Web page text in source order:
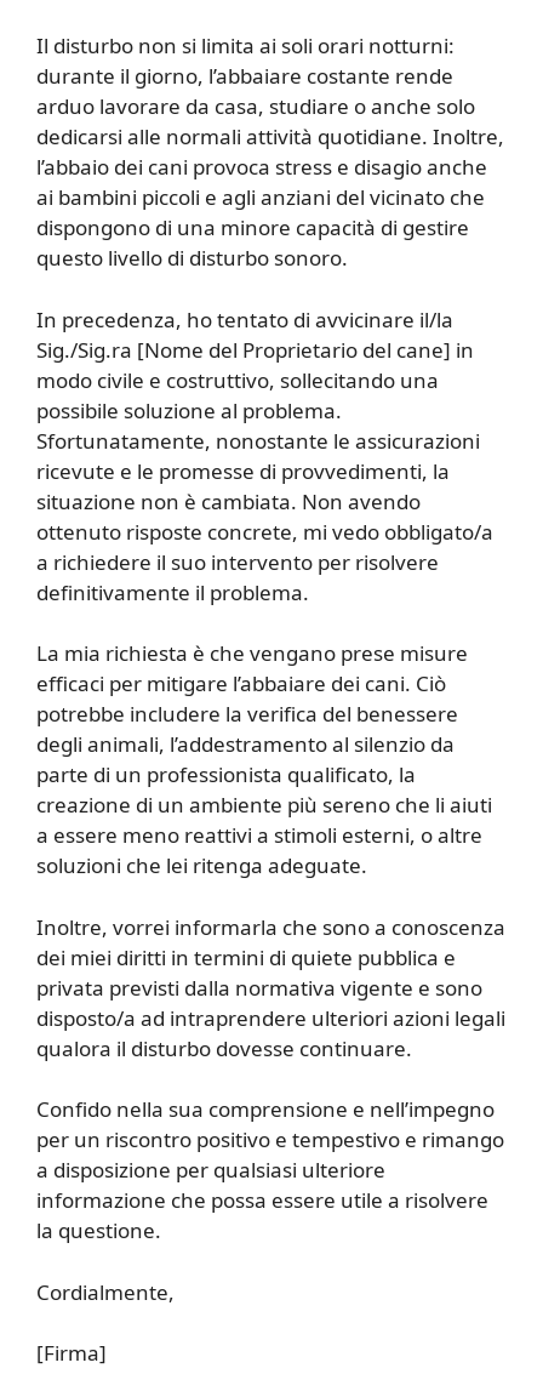
Il disturbo non si limita ai soli orari notturni:
durante il giorno, l’abbaiare costante rende
arduo lavorare da casa, studiare o anche solo
dedicarsi alle normali attività quotidiane. Inoltre,
l’abbaio dei cani provoca stress e disagio anche
ai bambini piccoli e agli anziani del vicinato che
dispongono di una minore capacità di gestire
questo livello di disturbo sonoro.
In precedenza, ho tentato di avvicinare il/la
Sig./Sig.ra [Nome del Proprietario del cane] in
modo civile e costruttivo, sollecitando una
possibile soluzione al problema.
Sfortunatamente, nonostante le assicurazioni
ricevute e le promesse di provvedimenti, la
situazione non è cambiata. Non avendo
ottenuto risposte concrete, mi vedo obbligato/a
a richiedere il suo intervento per risolvere
definitivamente il problema.
La mia richiesta è che vengano prese misure
efficaci per mitigare l’abbaiare dei cani. Ciò
potrebbe includere la verifica del benessere
degli animali, l’addestramento al silenzio da
parte di un professionista qualificato, la
creazione di un ambiente più sereno che li aiuti
a essere meno reattivi a stimoli esterni, o altre
soluzioni che lei ritenga adeguate.
Inoltre, vorrei informarla che sono a conoscenza
dei miei diritti in termini di quiete pubblica e
privata previsti dalla normativa vigente e sono
disposto/a ad intraprendere ulteriori azioni legali
qualora il disturbo dovesse continuare.
Confido nella sua comprensione e nell’impegno
per un riscontro positivo e tempestivo e rimango
a disposizione per qualsiasi ulteriore
informazione che possa essere utile a risolvere
la questione.
Cordialmente,
[Firma]